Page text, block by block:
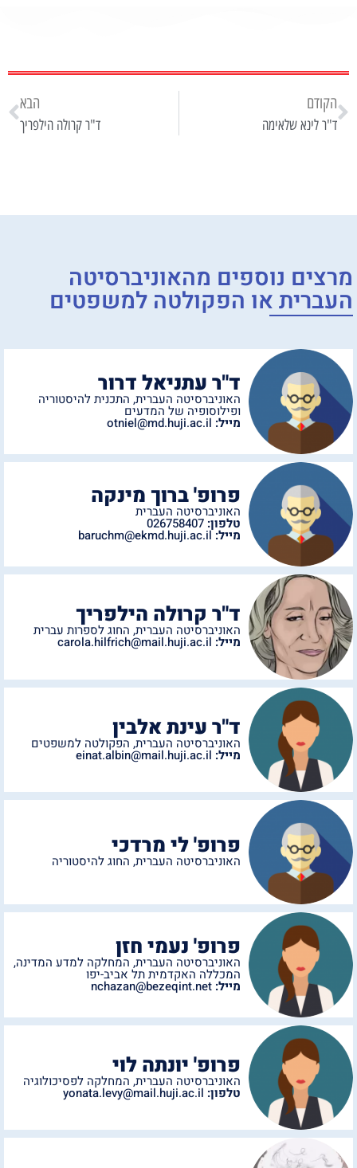
הקודם
ד"ר לינא שלאימה
הבא
ד"ר קרולה הילפריך
מרצים נוספים מהאוניברסיטה
העבריתאו הפקולטה למשפטים
ד"ר עתניאל דרור
האוניברסיטה העברית, התכנית להיסטוריה
ופילוסופיה של המדעים
מייל: otniel@md.huji.ac.il
פרופ' ברוך מינקה
האוניברסיטה העברית
טלפון: 026758407
מייל:baruchm@ekmd.huji.ac.il
ד"ר קרולה הילפריך
האוניברסיטה העברית, החוג לספרות עברית
מייל: carola.hilfrich@mail.huji.ac.il
ד"ר עינת אלבין
האוניברסיטה העברית, הפקולטה למשפטים
מייל: einat.albin@mail.huji.ac.il
פרופ' לי מרדכי
האוניברסיטה העברית, החוג להיסטוריה
פרופ' נעמי חזן
האוניברסיטה העברית, המחלקה למדע המדינה,
המכללה האקדמית תל אביב-יפו
מייל:nchazan@bezeqint.net
פרופ' יונתה לוי
האוניברסיטה העברית, המחלקה לפסיכולוגיה
טלפון: yonata.levy@mail.huji.ac.il